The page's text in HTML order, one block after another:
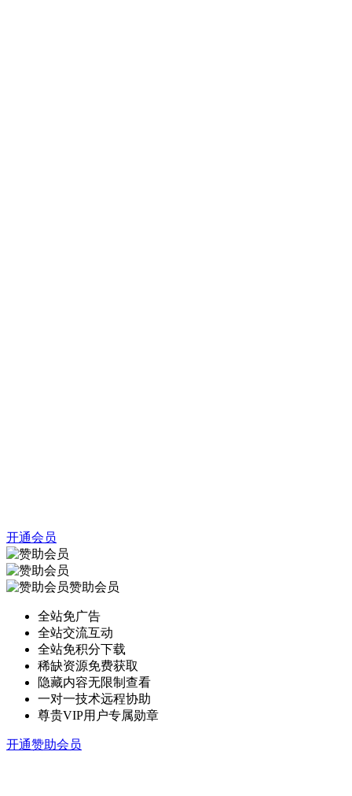
开通会员
赞助会员
全站免广告
全站交流互动
全站免积分下载
稀缺资源免费获取
隐藏内容无限制查看
一对一技术远程协助
尊贵VIP用户专属勋章
开通赞助会员